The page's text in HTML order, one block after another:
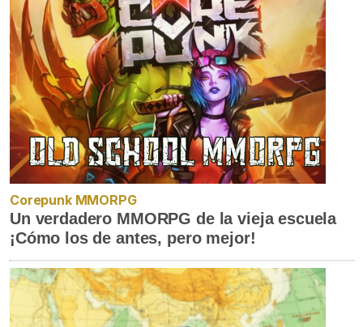
Corepunk MMORPG
Un verdadero MMORPG de la vieja escuela
¡Cómo los de antes, pero mejor!